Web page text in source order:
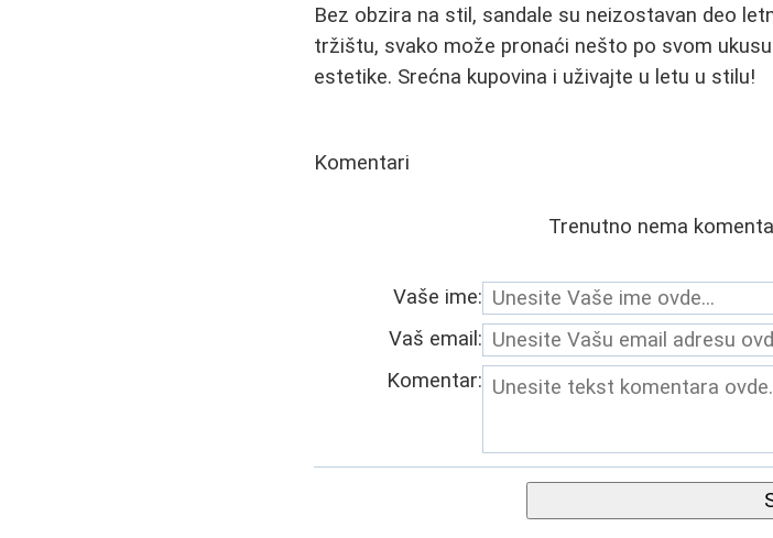
Bez obzira na stil, sandale su neizostavan deo
tržištu, svako može pronaći nešto po svom
estetike. Srećna kupovina i uživajte u letu u stilu!
Komentari
Trenutno nema
Vaše ime:
Vaš email:
Komentar: